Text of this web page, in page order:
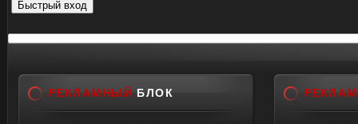
РЕКЛАМНЫЙ БЛОК